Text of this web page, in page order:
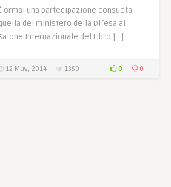
ormai una partecipazione consueta
del ministero della Difesa al
Internazionale del Libro […]
12 Mag, 2014 1359 0 0